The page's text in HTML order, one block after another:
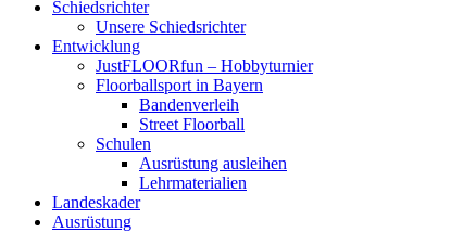
Schiedsrichter
Unsere Schiedsrichter
Entwicklung
JustFLOORfun – Hobbyturnier
Floorballsport in Bayern
Bandenverleih
Street Floorball
Schulen
Ausrüstung ausleihen
Lehrmaterialien
Landeskader
Ausrüstung